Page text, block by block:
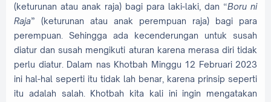
(keturunan atau anak raja) bagi para laki-laki, dan “Boru ni
Raja” (keturunan atau anak perempuan raja) bagi para
perempuan. Sehingga ada kecenderungan untuk susah
diatur dan susah mengikuti aturan karena merasa diri tidak
perlu diatur. Dalam nas Khotbah Minggu 12 Februari 2023
ini hal-hal seperti itu tidak lah benar, karena prinsip seperti
itu adalah salah. Khotbah kita kali ini ingin mengatakan